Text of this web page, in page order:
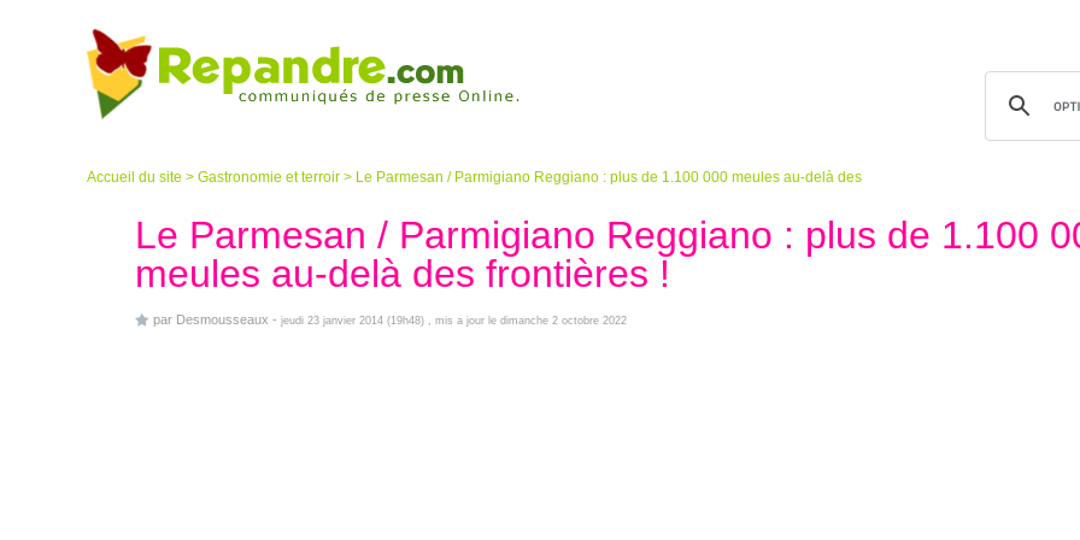
Accueil du site > Gastronomie et terroir > Le Parmesan / Parmigiano Reggiano : plus de 1.100 000 meules au-delà des
Le Parmesan / Parmigiano Reggiano : plus de 1.100
meules au-delà des frontières !
par Desmousseaux - jeudi 23 janvier 2014 (19h48) , mis a jour le dimanche 2 octobre 2022